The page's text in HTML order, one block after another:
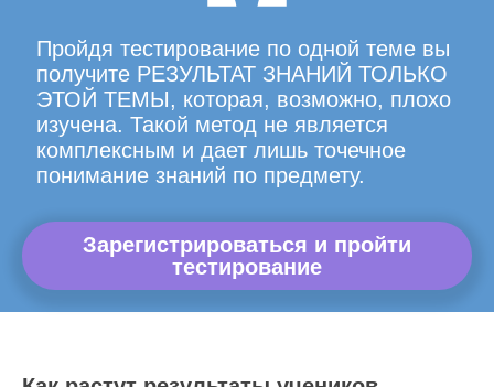
Пройдя тестирование по одной теме вы
получите РЕЗУЛЬТАТ ЗНАНИЙ ТОЛЬКО
ЭТОЙ ТЕМЫ, которая, возможно, плохо
изучена. Такой метод не является
комплексным и дает лишь точечное
понимание знаний по предмету.
Зарегистрироваться и пройти
тестирование